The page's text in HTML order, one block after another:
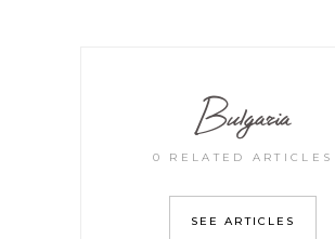
Bulgaria
0 RELATED ARTICLES
SEE ARTICLES